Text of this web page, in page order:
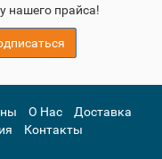
нашего прайса!
О Нас
Доставка
Контакты